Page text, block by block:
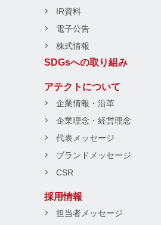
IR資料
電子公告
株式情報
SDGsへの取り組み
アテクトについて
企業情報・沿革
企業理念・経営理念
代表メッセージ
ブランドメッセージ
CSR
採用情報
担当者メッセージ